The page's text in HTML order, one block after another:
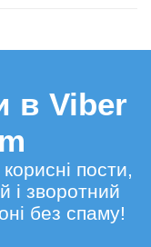
в Viber
пости,
і зворотний
без спаму!